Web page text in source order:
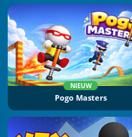
NIEUW
Pogo Masters